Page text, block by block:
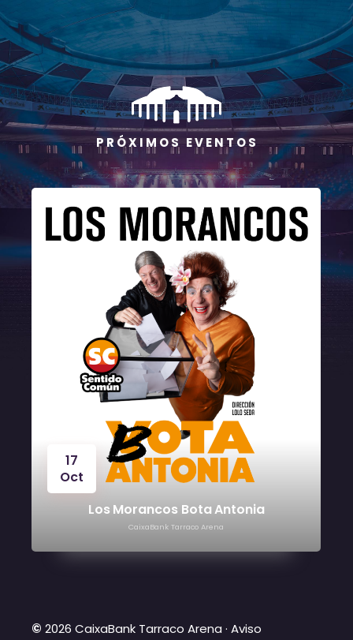
P R Ó X I M O S E V E N T O S
17
Oct
Los Morancos Bota Antonia
CaixaBank Tarraco Arena
© 2026 CaixaBank Tarraco Arena · Aviso